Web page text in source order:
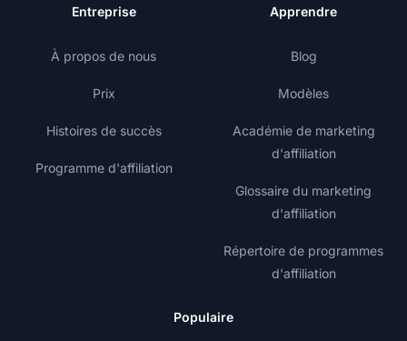
Entreprise
À propos de nous
Prix
Histoires de succès
Programme d'affiliation
Apprendre
Blog
Modèles
Académie de marketing
d'affiliation
Glossaire du marketing
d'affiliation
Répertoire de programmes
d'affiliation
Populaire